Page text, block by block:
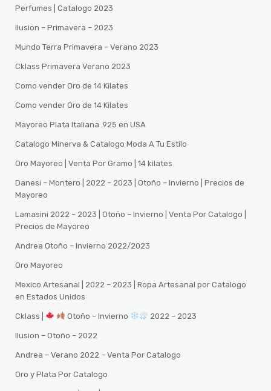
Perfumes | Catalogo 2023
Ilusion – Primavera – 2023
Mundo Terra Primavera – Verano 2023
Cklass Primavera Verano 2023
Como vender Oro de 14 Kilates
Como vender Oro de 14 Kilates
Mayoreo Plata Italiana .925 en USA
Catalogo Minerva & Catalogo Moda A Tu Estilo
Oro Mayoreo | Venta Por Gramo | 14 kilates
Danesi – Montero | 2022 – 2023 | Otoño – Invierno | Precios de
Mayoreo
Lamasini 2022 – 2023 | Otoño – Invierno | Venta Por Catalogo |
Precios de Mayoreo
Andrea Otoño – Invierno 2022/2023
Oro Mayoreo
Mexico Artesanal | 2022 – 2023 | Ropa Artesanal por Catalogo
en Estados Unidos
Cklass | Otoño – Invierno 2022 – 2023
Ilusion – Otoño – 2022
Andrea – Verano 2022 – Venta Por Catalogo
Oro y Plata Por Catalogo